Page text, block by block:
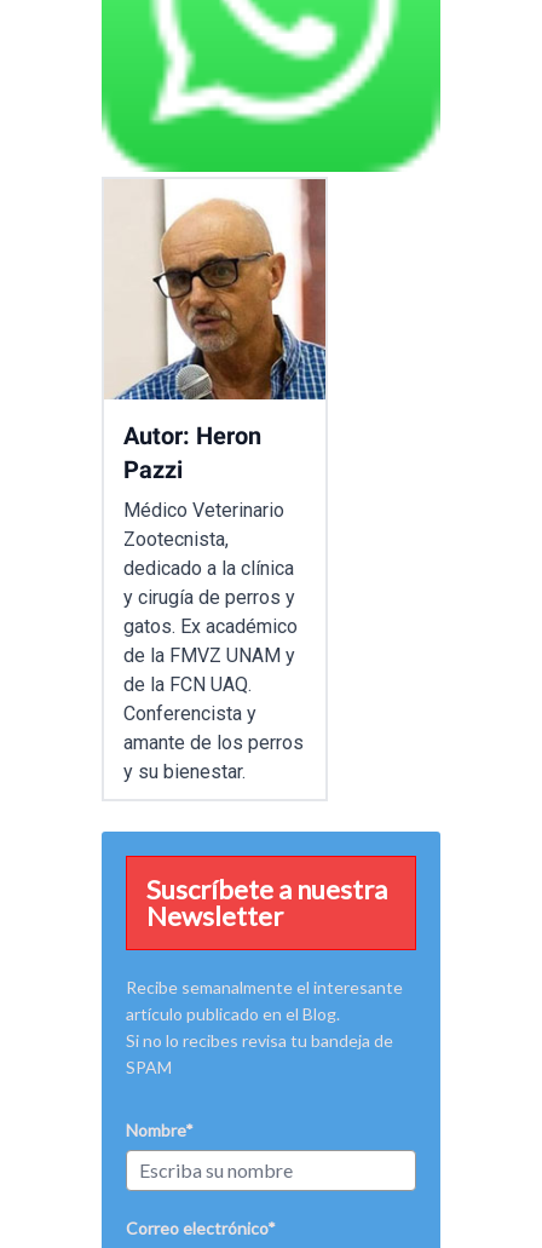
Autor: Heron
Pazzi
Médico Veterinario
Zootecnista,
dedicado a la clínica
y cirugía de perros y
gatos. Ex académico
de la FMVZ UNAM y
de la FCN UAQ.
Conferencista y
amante de los perros
y su bienestar.
Suscríbete a nuestra
Newsletter
Recibe semanalmente el interesante
artículo publicado en el Blog.
Si no lo recibes revisa tu bandeja de
SPAM
Nombre*
Correo electrónico*